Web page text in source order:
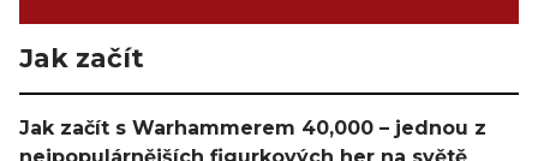
Jak začít
Jak začít s Warhammerem 40,000 – jednou z